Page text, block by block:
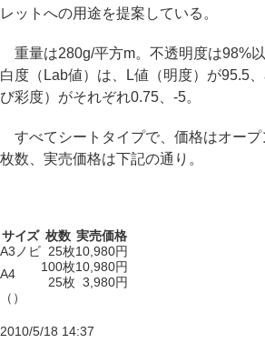
レットへの用途を提案している。
重量は280g/平方m。不透明度は98%以
白度（Lab値）は、L値（明度）が95.5
び彩度）がそれぞれ0.75、-5。
すべてシートタイプで、価格はオープ
枚数、実売価格は下記の通り。
サイズ 枚数 実売価格
A3ノビ 25枚10,980円
A4
100枚10,980円
25枚 3,980円
（）
2010/5/18 14:37